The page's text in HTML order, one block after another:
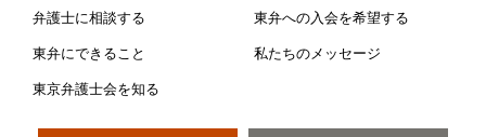
弁護士に相談する 東弁への入会を希望する
東弁にできること 私たちのメッセージ
東京弁護士会を知る